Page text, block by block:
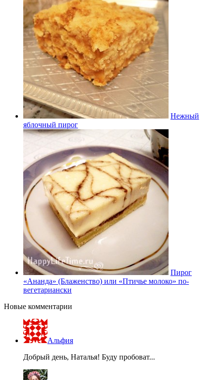
Нежный
яблочный пирог
Пирог
«Ананда» (Блаженство) или «Птичье молоко» по-
вегетариански
Новые комментарии
Альфия
Добрый день, Наталья! Буду пробоват...